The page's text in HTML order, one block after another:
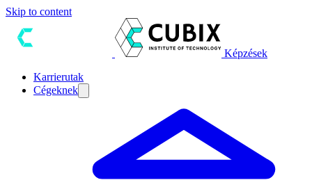
Skip to content
Képzések
Karrierutak
Cégeknek